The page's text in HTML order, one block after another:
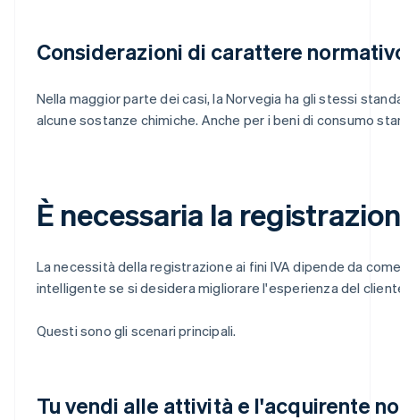
Considerazioni di carattere
Nella maggior parte dei casi, la Norvegia ha gli stessi
alcune sostanze chimiche. Anche per i beni di consumo
È necessaria la
La necessità della registrazione ai fini IVA dipende da
intelligente se si desidera migliorare l'esperienza del
Questi sono gli scenari principali.
Tu vendi alle attività e l'acquirente